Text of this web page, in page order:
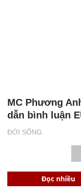
ĐỜI SỐNG
MC Phương
dẫn bình luận
Đọc nhiều